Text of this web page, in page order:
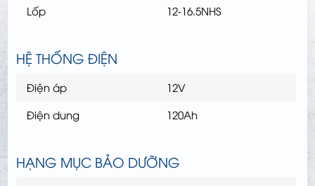
Lốp 12-16.5NHS
HỆ THỐNG ĐIỆN
Điện áp
12V
Điện dung
120Ah
HẠNG MỤC BẢO DƯỠNG